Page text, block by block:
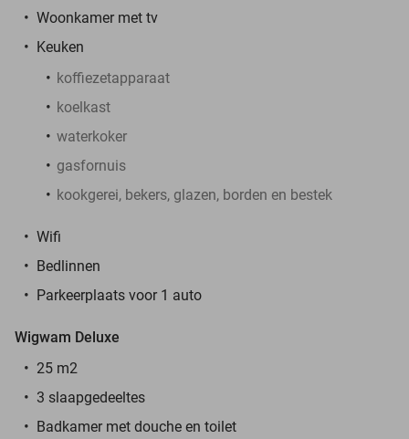
Woonkamer met tv
Keuken
koffiezetapparaat
koelkast
waterkoker
gasfornuis
kookgerei, bekers, glazen, borden en bestek
Wifi
Bedlinnen
Parkeerplaats voor 1 auto
Wigwam Deluxe
25 m2
3 slaapgedeeltes
Badkamer met douche en toilet